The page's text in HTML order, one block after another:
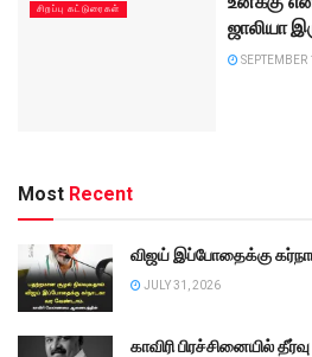
சிறப்பு கட்டுரைகள்
ஜாலியா
Most Recent
விஜய் இப்போதைக்கு
JULY 31, 2026
காவிரி பிரச்சினையில்